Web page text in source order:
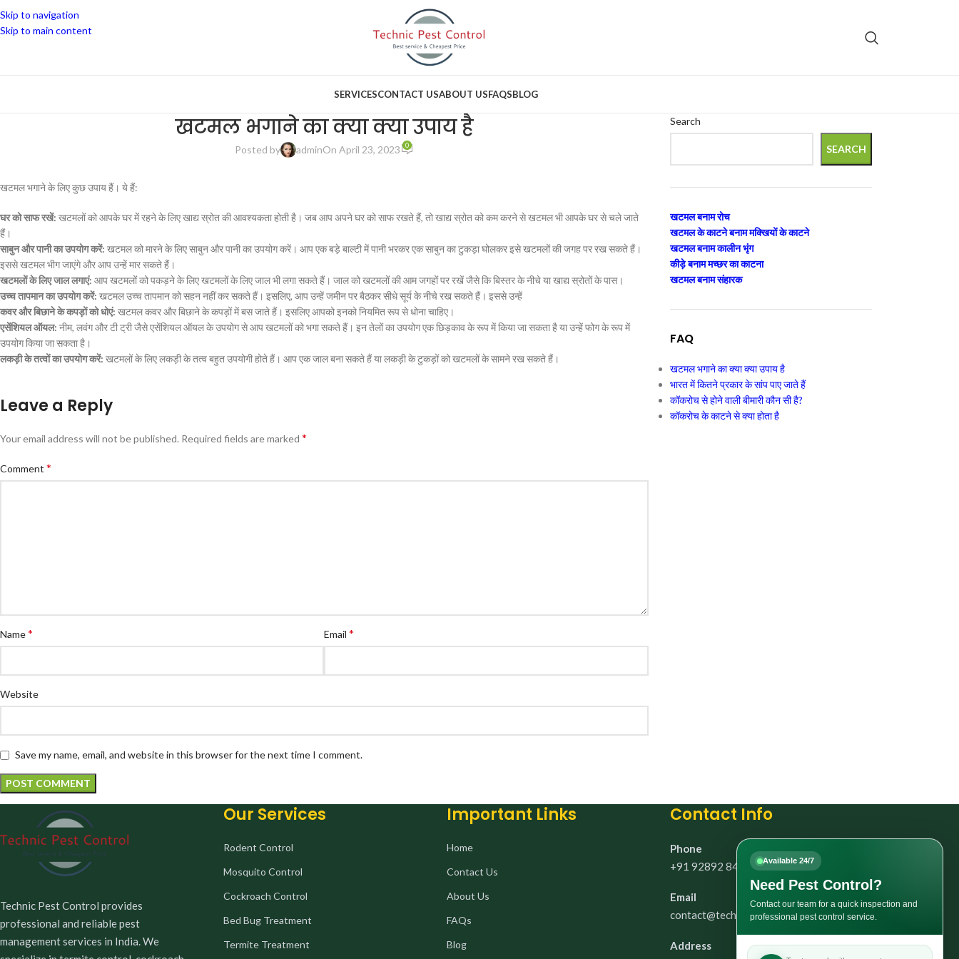
Skip to navigation
Skip to main content
SERVICESCONTACT USABOUT USFAQSBLOG
खटमल भगाने का क्या क्या उपाय है
Posted by adminOn April 23, 2023 0
खटमल भगाने के लिए कुछ उपाय हैं। ये हैं:
घर को साफ रखें: खटमलों को आपके घर में रहने के लिए खाद्य स्रोत की आवश्यकता होती है। जब आप अपने घर को साफ रखते हैं, तो खाद्य स्रोत को कम करने से खटमल भी आपके घर से चले जाते
हैं।
साबुन और पानी का उपयोग करें: खटमल को मारने के लिए साबुन और पानी का उपयोग करें। आप एक बड़े बाल्टी में पानी भरकर एक साबुन का टुकड़ा घोलकर इसे खटमलों की जगह पर रख सकते हैं।
इससे खटमल भीग जाएंगे और आप उन्हें मार सकते हैं।
खटमलों के लिए जाल लगाएं: आप खटमलों को पकड़ने के लिए खटमलों के लिए जाल भी लगा सकते हैं। जाल को खटमलों की आम जगहों पर रखें जैसे कि बिस्तर के नीचे या खाद्य स्रोतों के पास।
उच्च तापमान का उपयोग करें: खटमल उच्च तापमान को सहन नहीं कर सकते हैं। इसलिए, आप उन्हें जमीन पर बैठकर सीधे सूर्य के नीचे रख सकते हैं। इससे उन्हें
कवर और बिछाने के कपड़ों को धोएं: खटमल कवर और बिछाने के कपड़ों में बस जाते हैं। इसलिए आपको इनको नियमित रूप से धोना चाहिए।
एसेंशियल ऑयल: नीम, लवंग और टी ट्री जैसे एसेंशियल ऑयल के उपयोग से आप खटमलों को भगा सकते हैं। इन तेलों का उपयोग एक छिड़काव के रूप में किया जा सकता है या उन्हें फोग के रूप में
उपयोग किया जा सकता है।
लकड़ी के तत्वों का उपयोग करें: खटमलों के लिए लकड़ी के तत्व बहुत उपयोगी होते हैं। आप एक जाल बना सकते हैं या लकड़ी के टुकड़ों को खटमलों के सामने रख सकते हैं।
Leave a Reply
Your email address will not be published. Required fields are marked *
Comment *
Name* Email*
Website
Save my name, email, and website in this browser for the next time I comment.
Search
SEARCH
खटमल बनाम रोच
खटमल के काटने बनाम मक्खियों के काटने
खटमल बनाम कालीन भृंग
कीड़े बनाम मच्छर का काटना
खटमल बनाम संहारक
FAQ
खटमल भगाने का क्या क्या उपाय है
भारत में कितने प्रकार के सांप पाए जाते हैं
कॉकरोच से होने वाली बीमारी कौन सी है?
कॉकरोच के काटने से क्या होता है
Technic Pest Control provides
professional and reliable pest
management services in India. We
Our Services
Rodent Control
Mosquito Control
Cockroach Control
Bed Bug Treatment
Termite Treatment
Important Links
Home
Contact Us
About Us
FAQs
Blog
Contact Info
Phone
+91 92892 84931
Email
contact@technicpestcontrol.in
Address
Available 24/7
Need Pest Control?
Contact our team for a quick inspection and
professional pest control service.